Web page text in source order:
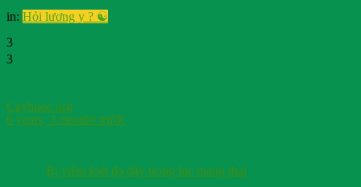
in: Hỏi lương y ? ☯️
3
3
Cayhuoc org
6 years, 3 months trước
Bị viêm loét dạ dày trong luc mang thai